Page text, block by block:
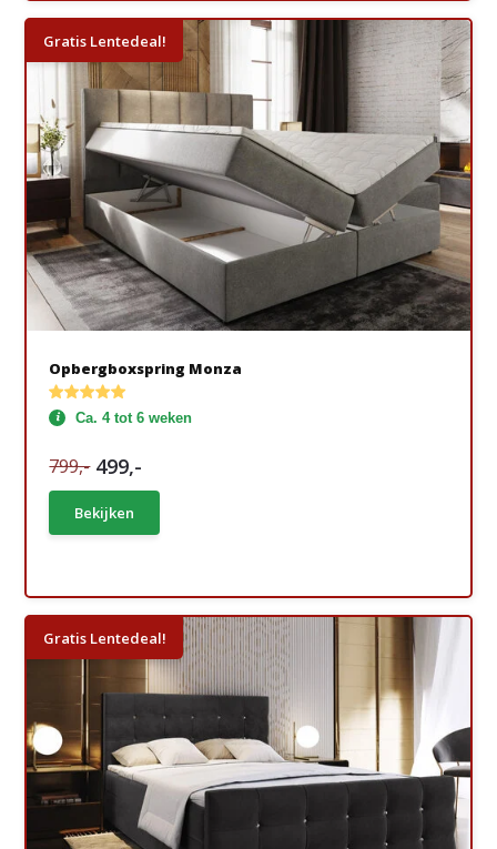
Gratis Lentedeal!
Opbergboxspring Monza
Ca. 4 tot 6 weken
799,- 499,-
Bekijken
Gratis Lentedeal!